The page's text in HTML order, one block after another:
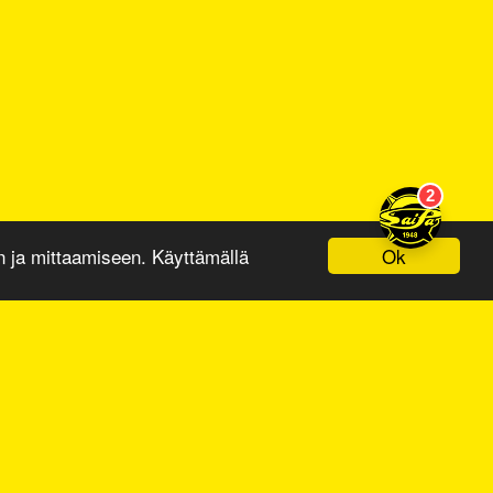
Ok
ja mittaamiseen. Käyttämällä